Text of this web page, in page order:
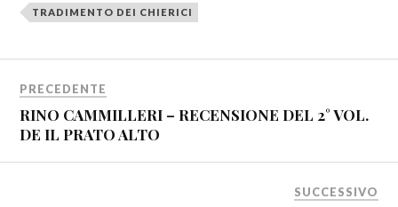
TRADIMENTO DEI CHIERICI
PRECEDENTE
RINO CAMMILLERI – RECENSIONE DEL 2° VOL.
DE IL PRATO ALTO
SUCCESSIVO